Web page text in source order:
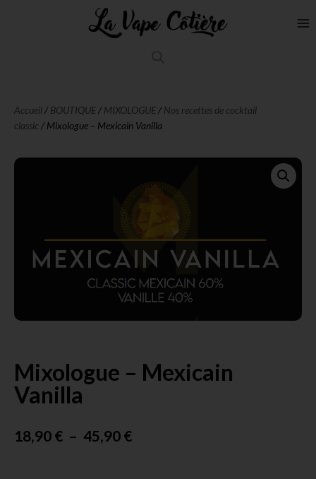
Accueil/ BOUTIQUE/ MIXOLOGUE/ Nos recettes de cocktail
classic / Mixologue – Mexicain Vanilla
Mixologue – Mexicain
Vanilla
18,90€ – 45,90€